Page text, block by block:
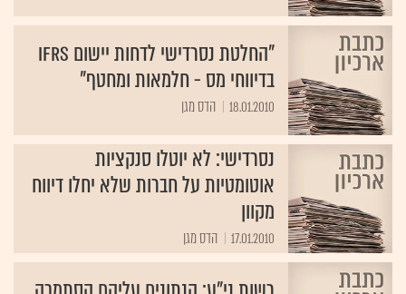
"החלטת נסרדישי לדחות יישום IFRS
בדיווחי מס - חלמאות ומחטף"
18.01.2010 הדס מגן
נסרדישי: לא יוטלו סנקציות
אוטומטיות על חברות שלא יחלו דיווח
מקוון
17.01.2010 הדס מגן